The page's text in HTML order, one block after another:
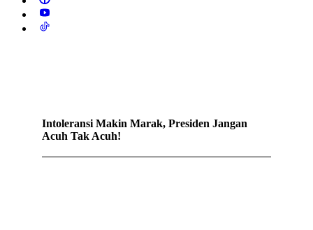
Intoleransi Makin Marak, Presiden Jangan
Acuh Tak Acuh!